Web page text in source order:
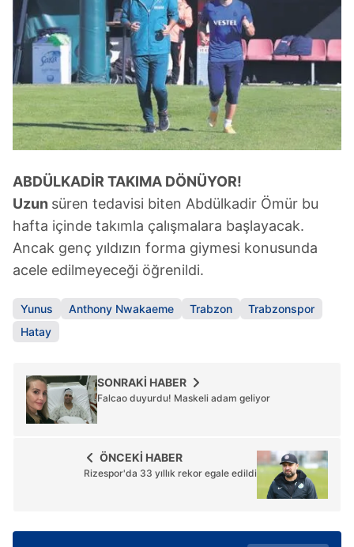
vasıtasıyla belirleyebilirsiniz. Çerezlere ilişkin detaylı bilgi
için Ayarlar butonuna tıklayabilir, Çerez Bilgilendirme
Metnimizi ziyaret edebilirsiniz.
6698 sayılı Kişisel Verilerin Korunması Kanunu uyarınca
hazırlanmış Aydınlatma Metnimizi okumak ve sitemizde
ilgili mevzuata uygun olarak kullanılan çerezlerle ilgili bilgi
almak için lütfen
tıklayınız .
ABDÜLKADİR TAKIMA DÖNÜYOR!
Uzun süren tedavisi biten Abdülkadir Ömür bu
hafta içinde takımla çalışmalara başlayacak.
Ancak genç yıldızın forma giymesi konusunda
acele edilmeyeceği öğrenildi.
Yunus Anthony Nwakaeme Trabzon
Trabzonspor
Hatay
SONRAKİ HABER
Falcao duyurdu! Maskeli adam geliyor
ÖNCEKİ HABER
Rizespor'da 33 yıllık rekor egale edildi